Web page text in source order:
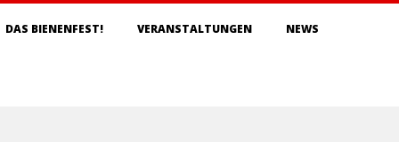
DAS BIENENFEST! VERANSTALTUNGEN NEWS